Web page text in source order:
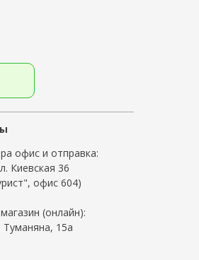
офис и отправка:
Киевская 36
офис 604)
(онлайн):
Туманяна, 15а